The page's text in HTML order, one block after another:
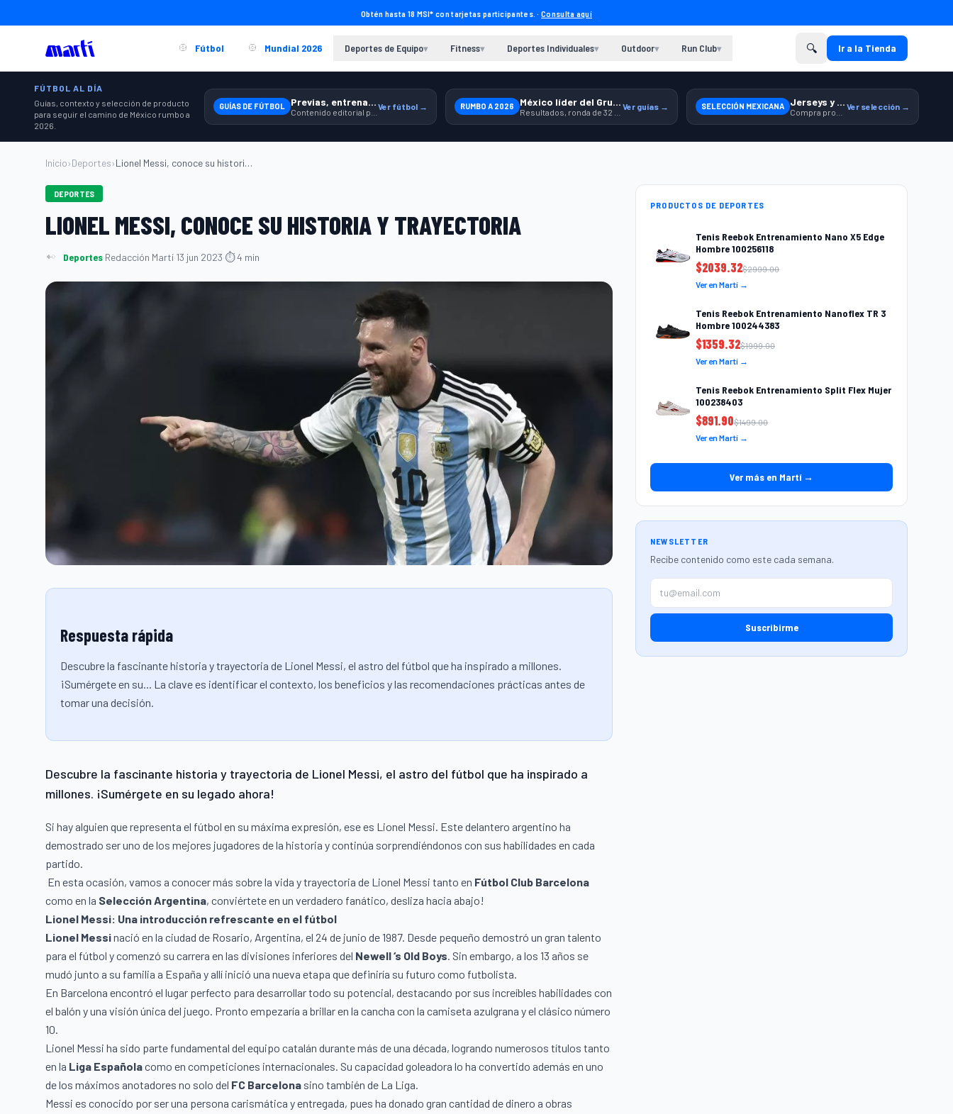
Obtén hasta 18 MSI* con tarjetas participantes. ·Consulta aquí
Fútbol Mundial 2026 Deportes de Equipo▾ Fitness▾ Deportes Individuales▾ Outdoor▾ Run Club▾ 🔍 Ir a la Tienda
FÚTBOL AL DÍA
Guías, contexto y selección de producto
para seguir el camino de México rumbo a
2026.
GUÍAS DE FÚTBOL Previas, entrenamiento y producto Ver fútbol → RUMBO A 2026 México líder del Grupo A Ver guías → SELECCIÓN MEXICANA Jerseys y equipamiento relacionado Ver selección →
Inicio›Deportes› Lionel Messi, conoce su historia y traye...
DEPORTES
LIONEL MESSI, CONOCE SU HISTORIA Y TRAYECTORIA
Deportes·Redacción Martí·13 jun 2023·⏱ 4 min
Respuesta rápida
Descubre la fascinante historia y trayectoria de Lionel Messi, el astro del fútbol que ha inspirado a millones.
¡Sumérgete en su... La clave es identificar el contexto, los beneficios y las recomendaciones prácticas antes de
tomar una decisión.
Descubre la fascinante historia y trayectoria de Lionel Messi, el astro del fútbol que ha inspirado a
millones. ¡Sumérgete en su legado ahora!
Si hay alguien que representa el fútbol en su máxima expresión, ese es Lionel Messi. Este delantero argentino ha
demostrado ser uno de los mejores jugadores de la historia y continúa sorprendiéndonos con sus habilidades en cada
partido.
En esta ocasión, vamos a conocer más sobre la vida y trayectoria de Lionel Messi tanto en Fútbol Club Barcelona
como en la Selección Argentina, conviértete en un verdadero fanático, desliza hacia abajo!
Lionel Messi: Una introducción refrescante en el fútbol
Lionel Messinació en la ciudad de Rosario, Argentina, el 24 de junio de 1987. Desde pequeño demostró un gran talento
para el fútbol y comenzó su carrera en las divisiones inferiores del Newell ‘s Old Boys. Sin embargo, a los 13 años se
mudó junto a su familia a España y allí inició una nueva etapa que definiría su futuro como futbolista.
En Barcelona encontró el lugar perfecto para desarrollar todo su potencial, destacando por sus increíbles habilidades con
el balón y una visión única del juego. Pronto empezaría a brillar en la cancha con la camiseta azulgrana y el clásico número
10.
Lionel Messi ha sido parte fundamental del equipo catalán durante más de una década, logrando numerosos títulos tanto
en la Liga Españolacomo en competiciones internacionales. Su capacidad goleadora lo ha convertido además en uno
de los máximos anotadores no solo del FC Barcelona sino también de La Liga.
Messi es conocido por ser una persona carismática y entregada, pues ha donado gran cantidad de dinero a obras
PRODUCTOS DE DEPORTES
Tenis Reebok Entrenamiento Nano X5 Edge
Hombre 100256118
$2039.32$2999.00
Ver en Martí →
Tenis Reebok Entrenamiento Nanoflex TR 3
Hombre 100244383
$1359.32$1999.00
Ver en Martí →
Tenis Reebok Entrenamiento Split Flex Mujer
100238403
$891.90$1499.00
Ver en Martí →
Ver más en Martí →
NEWSLETTER
Recibe contenido como este cada semana.
Suscribirme